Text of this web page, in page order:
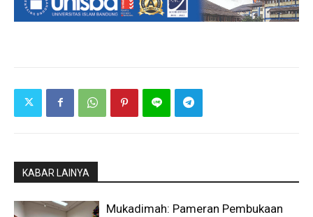
KABAR LAINYA
Mukadimah: Pameran Pembukaan